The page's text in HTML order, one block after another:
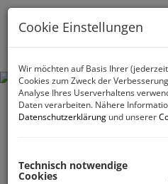
Cookie Einstellungen
Wir möchten auf Basis Ihrer
Cookies zum Zweck der
Analyse Ihres Userverhaltens
Daten verarbeiten. Nähere
Datenschutzerklärung und unserer
Technisch notwendige
Cookies